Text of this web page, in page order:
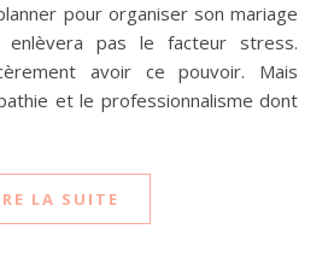
pas le facteur stress.
avoir ce pouvoir. Mais
et le professionnalisme dont
LA SUITE